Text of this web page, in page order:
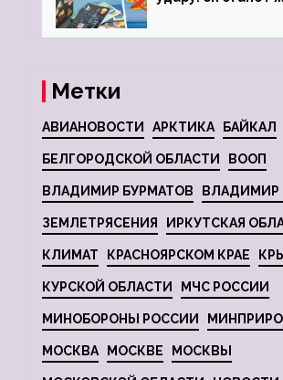
Метки
АВИАНОВОСТИ АРКТИКА БАЙКАЛ
БЕЛГОРОДСКОЙ ОБЛАСТИ ВООП
ВЛАДИМИР БУРМАТОВ ВЛАДИМИР
ЗЕМЛЕТРЯСЕНИЯ ИРКУТСКАЯ
КЛИМАТ КРАСНОЯРСКОМ КРАЕ
КУРСКОЙ ОБЛАСТИ МЧС РОССИИ
МИНОБОРОНЫ РОССИИ
МОСКВА МОСКВЕ МОСКВЫ